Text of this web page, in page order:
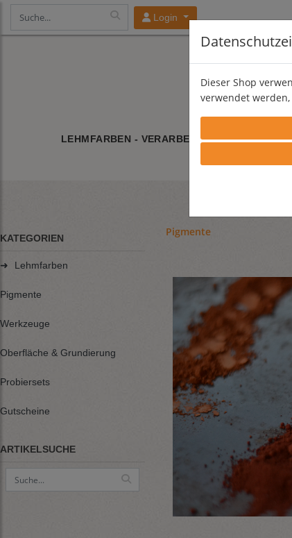
Login
LEHMFARBEN - VERARBEITUNG
KATEGORIEN
➜ Lehmfarben
Pigmente
Werkzeuge
Oberfläche & Grundierung
Probiersets
Gutscheine
ARTIKELSUCHE
Pigmente
Dieser Shop
verwendet